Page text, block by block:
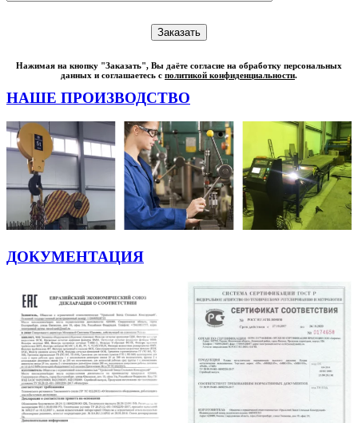
Нажимая на кнопку "Заказать", Вы даёте согласие на обработку персональных
данных и соглашаетесь с политикой конфиденциальности.
НАШЕ ПРОИЗВОДСТВО
ДОКУМЕНТАЦИЯ